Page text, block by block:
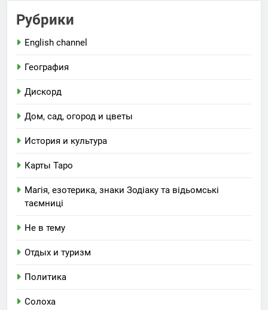
Рубрики
English channel
География
Дискорд
Дом, сад, огород и цветы
История и культура
Карты Таро
Магія, езотерика, знаки Зодіаку та відьомські
таємниці
Не в тему
Отдых и туризм
Политика
Солоха